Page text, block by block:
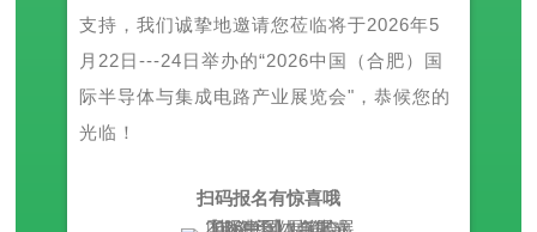
支持，我们诚挚地邀请您莅临将于2026年5
月22日---24日举办的“2026中国（合肥）国
际半导体与集成电路产业展览会"，恭候您的
光临！
扫码报名有惊喜哦